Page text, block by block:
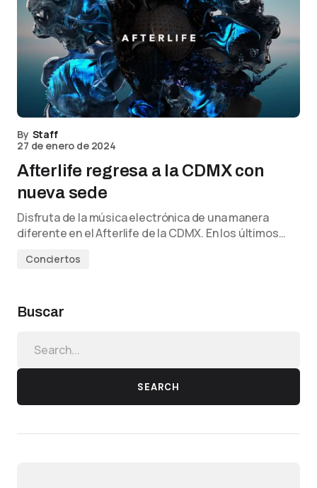
By Staff
27 de enero de 2024
Afterlife regresa a la CDMX con
nueva sede
Disfruta de la música electrónica de una manera
diferente en el Afterlife de la CDMX. En los últimos…
Conciertos
Buscar
SEARCH